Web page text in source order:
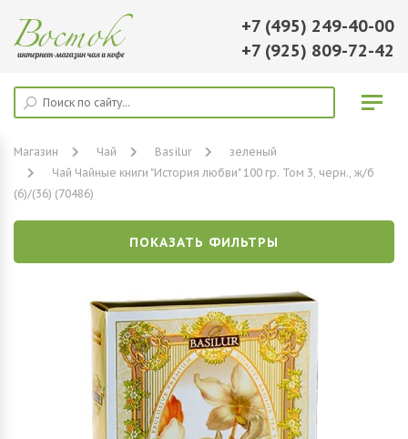
+7 (495) 249-40-00
+7 (925) 809-72-42
Магазин Чай Basilur
зеленый
Чай Чайные книги "История любви" 100 гр. Том 3, черн., ж/б
(6)/(36) (70486)
ПОКАЗАТЬ ФИЛЬТРЫ